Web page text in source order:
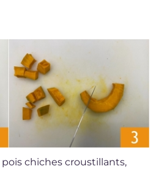
chiches croustillants,